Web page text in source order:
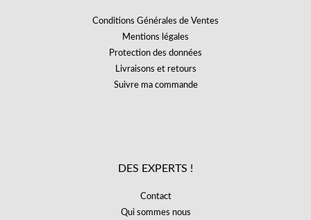
Conditions Générales de Ventes
Mentions légales
Protection des données
Livraisons et retours
Suivre ma commande
DES EXPERTS !
Contact
Qui sommes nous